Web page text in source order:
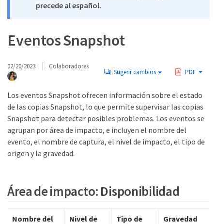
precede al español.
Eventos Snapshot
02/20/2023 Colaboradores
Sugerir cambios PDF
Los eventos Snapshot ofrecen información sobre el estado
de las copias Snapshot, lo que permite supervisar las copias
Snapshot para detectar posibles problemas. Los eventos se
agrupan por área de impacto, e incluyen el nombre del
evento, el nombre de captura, el nivel de impacto, el tipo de
origen y la gravedad.
Área de impacto: Disponibilidad
Nombre del
Nivel de
Tipo de
Gravedad